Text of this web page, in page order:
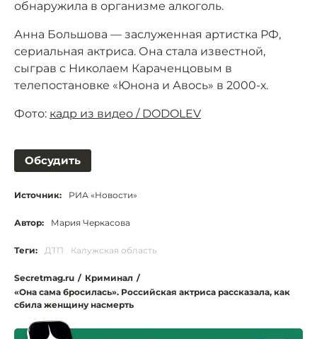
обнаружила в организме алкоголь.
Анна Большова — заслуженная артистка РФ,
сериальная актриса. Она стала известной,
сыграв с Николаем Караченцовым в
телепостановке «Юнона и Авось» в 2000-х.
Фото: кадр из видео / DODOLEV
Обсудить
Источник: РИА «Новости»
Автор: Мария Черкасова
Теги: ДТП Калужская область
Secretmag.ru / Криминал /
«Она сама бросилась». Российская актриса рассказала, как
сбила женщину насмерть